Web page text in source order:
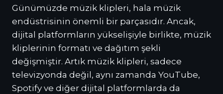
Günümüzde müzik klipleri, hala müzik
endüstrisinin önemli bir parçasıdır. Ancak,
dijital platformların yükselişiyle birlikte, müzik
kliplerinin formatı ve dağıtım şekli
değişmiştir. Artık müzik klipleri, sadece
televizyonda değil, aynı zamanda YouTube,
Spotify ve diğer dijital platformlarda da